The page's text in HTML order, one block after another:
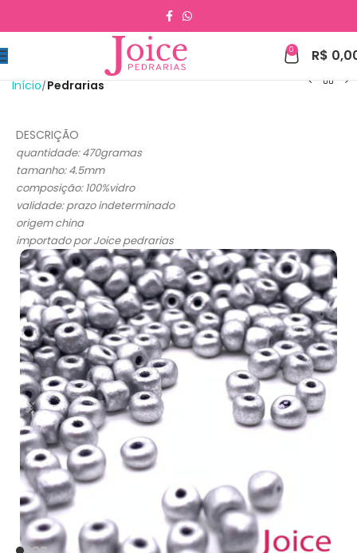
0 R$
Início Pedrarias
DESCRIÇÃO
quantidade: 470gramas
tamanho: 4.5mm
composição: 100%vidro
validade: prazo indeterminado
origem china
importado por Joice pedrarias